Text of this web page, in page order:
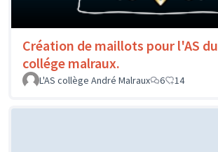
Création de maillots pour l'AS du
collége malraux.
L'AS collège André Malraux
6 14